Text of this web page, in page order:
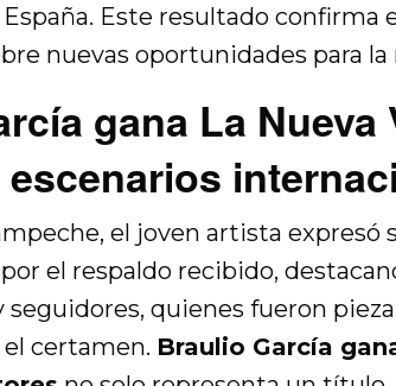
Este resultado confirma
nuevas oportunidades para
gana La
el joven artista expresó
el respaldo recibido,
seguidores, quienes fueron
certamen. Braulio García